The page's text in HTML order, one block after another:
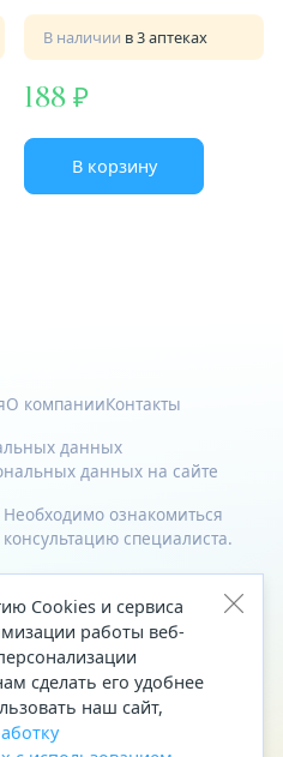
В наличии в 3 аптеках
188
В корзину
О компанииКонтакты
данных
данных на сайте
ознакомиться
специалиста.
19 (вход в здание со стороны
Cookies и сервиса
работы веб-
сделать его удобнее
наш сайт,